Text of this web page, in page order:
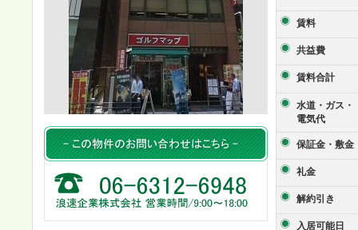
賃料
共益費
賃料合計
水道・ガス・
電気代
保証金・敷金
礼金
解約引き
入居可能日